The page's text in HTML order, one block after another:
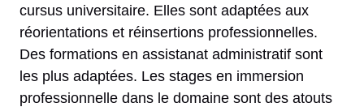
cursus universitaire. Elles sont adaptées aux
réorientations et réinsertions professionnelles.
Des formations en assistanat administratif sont
les plus adaptées. Les stages en immersion
professionnelle dans le domaine sont des atouts